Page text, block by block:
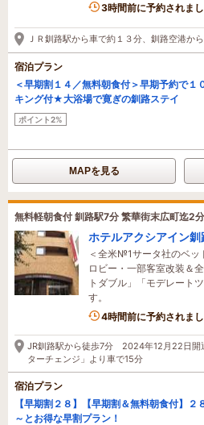
3時間前に予約されま
ＪＲ釧路駅から車で約１３分、釧路空港か
宿泊プラン
＜早期割１４／無料朝食付＞早期予約で１
キング付★大浴場で寛ぎの釧路ステイ
ポイント2%
MAPを見る
無料軽朝食付 釧路駅7分 繁華街末広町迄2
ホテルアクシアイン釧
＜全米№1サータ社のベッ
ロビー・一部客室改装＆
トダブル」「モデレート
す。
1名がこの宿を見てい
4時間前に予約されま
JR釧路駅から徒歩7分 2024年12月22日開
ターチェンジ」より車で15分
宿泊プラン
【早期割２８】【早期割＆無料朝食付】
～とお得な早割プラン！